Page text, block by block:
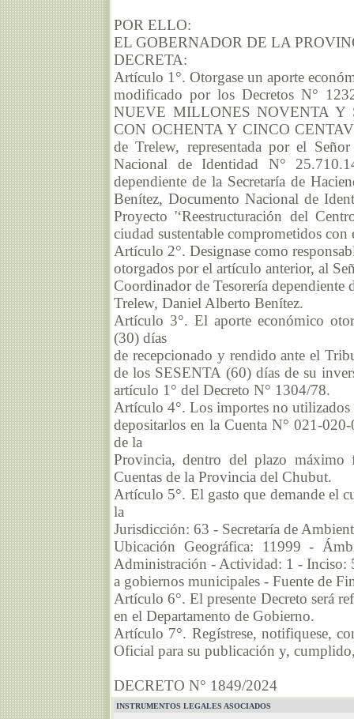
POR ELLO:
EL GOBERNADOR DE LA
DECRETA:
Artículo 1°. Otorgase un aporte
modificado por los Decretos N°
NUEVE MILLONES NOVENTA Y
CON OCHENTA Y CINCO
de Trelew, representada por el
Nacional de Identidad N°
dependiente de la Secretaría de
Benítez, Documento Nacional de
Proyecto '‘Reestructuración del
ciudad sustentable comprometidos con
Artículo 2°. Designase como
otorgados por el artículo anterior, al
Coordinador de Tesorería dependiente
Trelew, Daniel Alberto Benítez.
Artículo 3°. El aporte económico
(30) días
de recepcionado y rendido ante el
de los SESENTA (60) días de su
artículo 1° del Decreto N° 1304/78.
Artículo 4°. Los importes no utilizados
depositarlos en la Cuenta N° 021-
de la
Provincia, dentro del plazo máximo
Cuentas de la Provincia del Chubut.
Artículo 5°. El gasto que demande el
la
Jurisdicción: 63 - Secretaría de
Ubicación Geográfica: 11999 -
Administración - Actividad: 1 - Inciso:
a gobiernos municipales - Fuente de
Artículo 6°. El presente Decreto será
en el Departamento de Gobierno.
Artículo 7°. Regístrese, notifiquese,
Oficial para su publicación y,
DECRETO N° 1849/2024
INSTRUMENTOS LEGALES ASOCIADOS